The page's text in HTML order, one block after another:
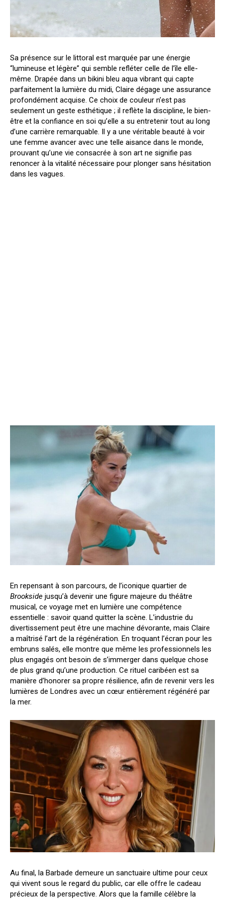
Sa présence sur le littoral est marquée par une énergie
“lumineuse et légère” qui semble refléter celle de l’île elle-
même. Drapée dans un bikini bleu aqua vibrant qui capte
parfaitement la lumière du midi, Claire dégage une assurance
profondément acquise. Ce choix de couleur n’est pas
seulement un geste esthétique ; il reflète la discipline, le bien-
être et la confiance en soi qu’elle a su entretenir tout au long
d’une carrière remarquable. Il y a une véritable beauté à voir
une femme avancer avec une telle aisance dans le monde,
prouvant qu’une vie consacrée à son art ne signifie pas
renoncer à la vitalité nécessaire pour plonger sans hésitation
dans les vagues.
En repensant à son parcours, de l’iconique quartier de
Brookside jusqu’à devenir une figure majeure du théâtre
musical, ce voyage met en lumière une compétence
essentielle : savoir quand quitter la scène. L’industrie du
divertissement peut être une machine dévorante, mais Claire
a maîtrisé l’art de la régénération. En troquant l’écran pour les
embruns salés, elle montre que même les professionnels les
plus engagés ont besoin de s’immerger dans quelque chose
de plus grand qu’une production. Ce rituel caribéen est sa
manière d’honorer sa propre résilience, afin de revenir vers les
lumières de Londres avec un cœur entièrement régénéré par
la mer.
Au final, la Barbade demeure un sanctuaire ultime pour ceux
qui vivent sous le regard du public, car elle offre le cadeau
précieux de la perspective. Alors que la famille célèbre la